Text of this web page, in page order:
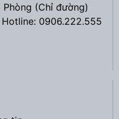
Phòng (Chỉ đường)
0906.222.555